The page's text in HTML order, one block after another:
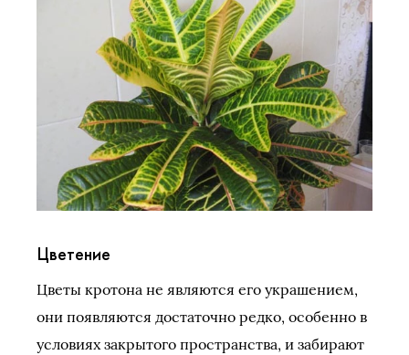
Цветение
Цветы кротона не являются его украшением,
они появляются достаточно редко, особенно в
условиях закрытого пространства, и забирают